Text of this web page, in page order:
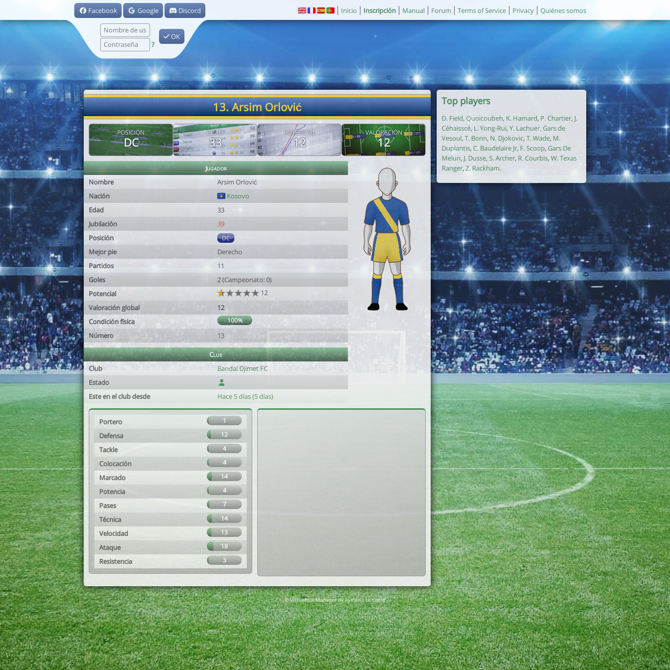
Facebook Google Discord
?
OK
Inicio Inscripción Manual Forum Terms of Service Privacy Quiénes somos
13. Arsim Orlović
POSICIÓN
DC
EDAD
33
POTENCIAL
12
VALORACIÓN
12
Jugador
Nombre
Arsim Orlović
Nación
Kosovo
Edad
33
Jubilación
39
Posición
DC
Mejor pie
Derecho
Partidos
11
Goles
2 (Campeonato: 0)
Potencial
12
Valoración global
12
Condición física
100%
Número 13
Club
Club
Bandal Djimet FC
Estado
Este en el club desde
Hace 5 días (5 días)
Portero 1
Defensa 12
Tackle 4
Colocación 4
Marcado 14
Potencia 4
Pases 7
Técnica 14
Velocidad 13
Ataque 18
Resistencia 3
Top players
D. Field, Quoicoubeh, K. Hamard, P. Chartier, J.
Céhaisscé, L. Yong-Rui, Y. Lachuer, Gars de
Vesoul, T. Bonn, N. Djokovic, T. Wade, M.
Duplantis, C. Baudelaire Jr, F. Scoop, Gars De
Melun, J. Dusse, S. Archer, R. Courbis, W. Texas
Ranger, Z. Rackham.
© Virtuafoot Manager by Aymeric Le Corre